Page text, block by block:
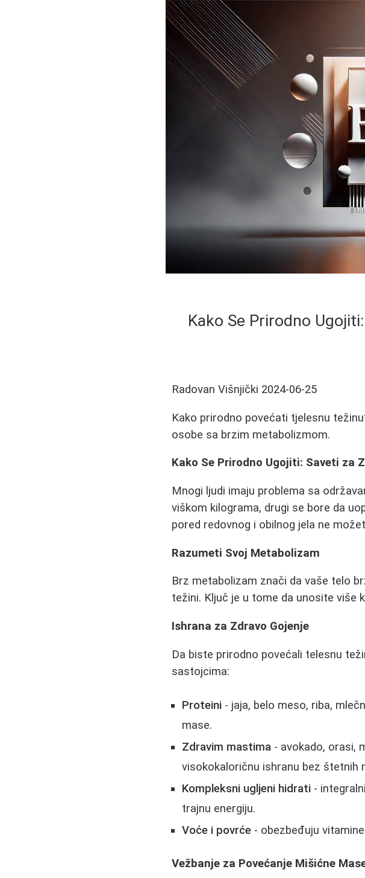
Kako Se Prirodno
Radovan Višnjički 2024-06-25
Kako prirodno povećati tjelesnu
osobe sa brzim metabolizmom.
Kako Se Prirodno Ugojiti: Saveti za
Mnogi ljudi imaju problema sa
viškom kilograma, drugi se bore da
pored redovnog i obilnog jela ne
Razumeti Svoj Metabolizam
Brz metabolizam znači da vaše telo
težini. Ključ je u tome da unosite više
Ishrana za Zdravo Gojenje
Da biste prirodno povećali telesnu
sastojcima:
Proteini - jaja, belo meso, riba,
mase.
Zdravim mastima - avokado, orasi,
visokokaloričnu ishranu bez štetnih
Kompleksni ugljeni hidrati -
trajnu energiju.
Voće i povrće - obezbeđuju
Vežbanje za Povećanje Mišićne